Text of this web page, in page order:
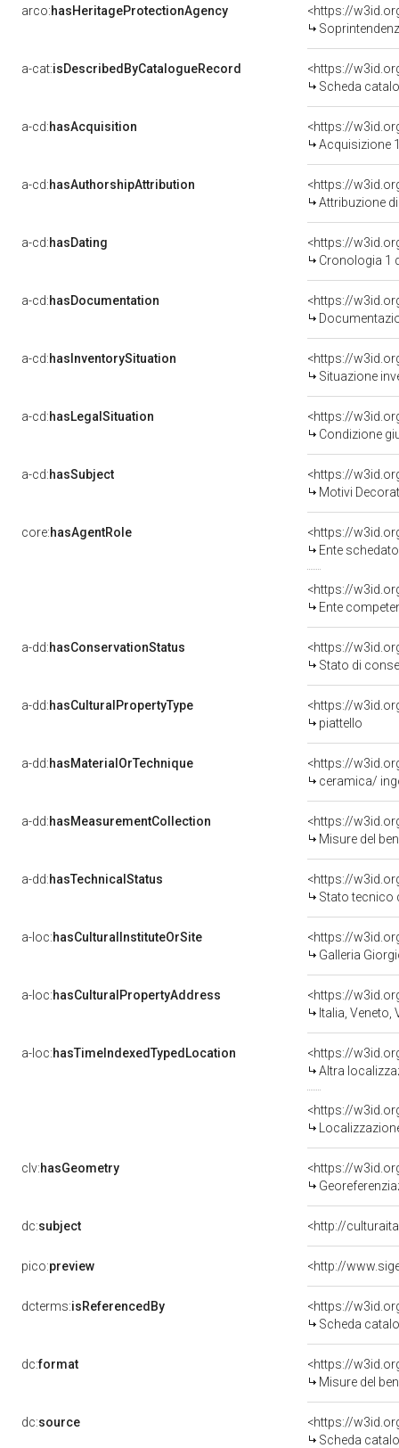
arco:hasHeritageProtectionAgency
<https://
Soprintendenza
a-cat:isDescribedByCatalogueRecord
<https://
Scheda
a-cd:hasAcquisition
<https://
Acquisizione
a-cd:hasAuthorshipAttribution
Attribuzione
a-cd:hasDating
<https://
Cronologia 1
a-cd:hasDocumentation
a-cd:hasInventorySituation
<https://
Situazione
a-cd:hasLegalSituation
<https://
Condizione
a-cd:hasSubject
<https://
Motivi
core:hasAgentRole
<https://
Ente
<https://
Ente competente per tutela
a-dd:hasConservationStatus
<https://
Stato di
a-dd:hasCulturalPropertyType
piattello
a-dd:hasMaterialOrTechnique
ceramica/
a-dd:hasMeasurementCollection
<https://
Misure del
a-dd:hasTechnicalStatus
<https://
Stato tecnico
a-loc:hasCulturalInstituteOrSite
<https://
Galleria
a-loc:hasCulturalPropertyAddress
<https://
Italia, Veneto,
a-loc:hasTimeIndexedTypedLocation
<https://
Altra
<https://
clv:hasGeometry
<https://
dc:subject <http://
pico:preview
dcterms:isReferencedBy
<https://
Scheda
dc:format
<https://
Misure del
dc:source
<https://
Scheda